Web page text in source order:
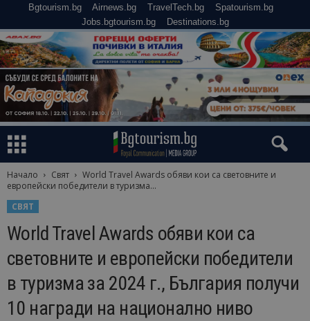
Bgtourism.bg Airnews.bg TravelTech.bg
Spatourism.bg
Jobs.bgtourism.bg
Destinations.bg
Начало Свят
World Travel Awards обяви кои са световните и
европейски победители в туризма...
СВЯТ
World Travel Awards обяви кои са
световните и европейски победители
в туризма за 2024 г., България получи
10 награди на национално ниво